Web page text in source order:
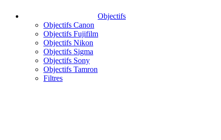
Objectifs
Objectifs Canon
Objectifs Fujifilm
Objectifs Nikon
Objectifs Sigma
Objectifs Sony
Objectifs Tamron
Filtres